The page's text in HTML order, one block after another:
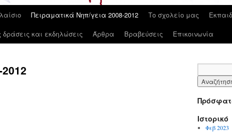
Πειραματικά Νηπ/γεια 2008-2012 Το σχολείο μας
δράσεις και εκδηλώσεις Άρθρα Βραβεύσεις Επικοινωνία
Ιστορικό
Φεβ 2023